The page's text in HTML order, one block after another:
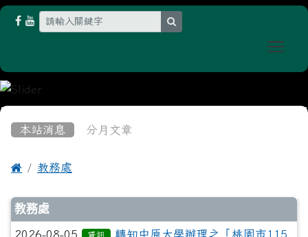
本站消息 分月文章
 教務處
文章列表
教務處
2026-08-05
轉知中原大學辦理之「桃園市115